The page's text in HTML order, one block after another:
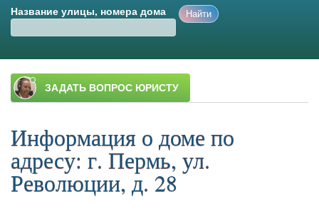
Название улицы, номера дома
Главное меню
Информация о доме по
адресу: г. Пермь, ул.
Революции, д. 28